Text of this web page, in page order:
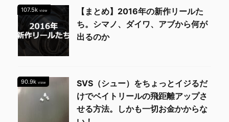
107.5k view
【まとめ】2016年の新作リールた
ち。シマノ、ダイワ、アブから何が
出るのか
90.9k view
SVS（シュー）をちょっとイジるだ
けでベイトリールの飛距離アップさ
せる方法。しかも一切お金かからな